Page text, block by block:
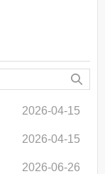
2026-04-15
2026-04-15
2026-06-26